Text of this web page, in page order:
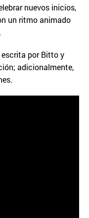
nuevos inicios,
un ritmo animado
por Bitto y
adicionalmente,